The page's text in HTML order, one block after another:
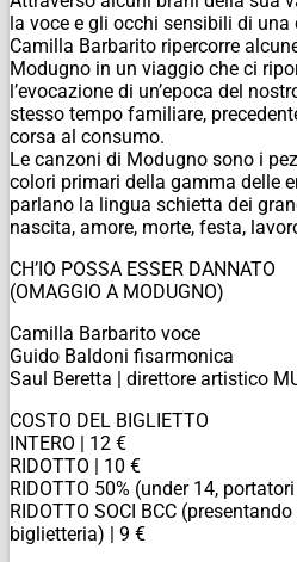
la voce e gli occhi sensibili di
Camilla Barbarito ripercorre
Modugno in un viaggio che ci
l’evocazione di un’epoca del
stesso tempo familiare,
corsa al consumo.
Le canzoni di Modugno sono i
colori primari della gamma delle
parlano la lingua schietta dei
nascita, amore, morte, festa,
CH’IO POSSA ESSER DANNATO
(OMAGGIO A MODUGNO)
Camilla Barbarito voce
Guido Baldoni fisarmonica
Saul Beretta | direttore artistico
COSTO DEL BIGLIETTO
INTERO | 12 €
RIDOTTO | 10 €
RIDOTTO 50% (under 14,
RIDOTTO SOCI BCC
biglietteria) | 9 €